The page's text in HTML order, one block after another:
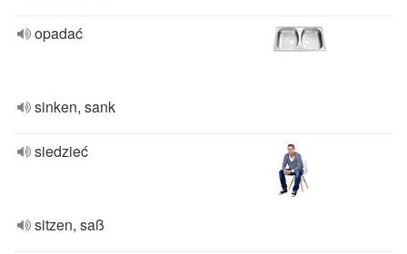
opadać
sinken, sank
siedzieć
sitzen, saß